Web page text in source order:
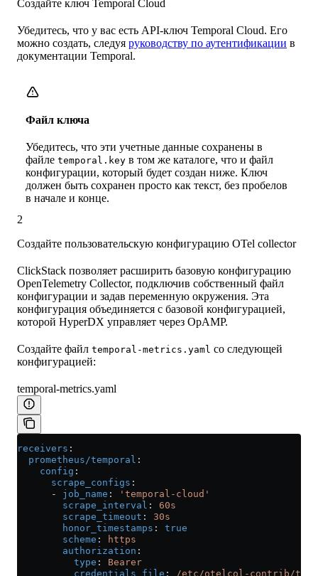
Создайте ключ Temporal Cloud
Убедитесь, что у вас есть API-ключ Temporal Cloud. Его
можно создать, следуя руководству по аутентификации в
документации Temporal.
Файл ключа
Убедитесь, что эти учетные данные сохранены в
файле temporal.key в том же каталоге, что и файл
конфигурации, который будет создан ниже. Ключ
должен быть сохранен просто как текст, без пробелов
в начале и конце.
2
Создайте пользовательскую конфигурацию OTel collector
ClickStack позволяет расширить базовую конфигурацию
OpenTelemetry Collector, подключив собственный файл
конфигурации и задав переменную окружения. Эта
конфигурация объединяется с базовой конфигурацией,
которой HyperDX управляет через OpAMP.
Создайте файл temporal-metrics.yaml со следующей
конфигурацией:
temporal-metrics.yaml
receivers :
  prometheus/temporal
:
    config
:
      scrape_configs
:
      -
job_name :
'temporal-cloud'
        scrape_interval
: 60s
        scrape_timeout
: 30s
        honor_timestamps
: true
        scheme
:
https
        authorization
:
          type
: Bearer
          credentials_file
: /etc/otelcol-contrib/